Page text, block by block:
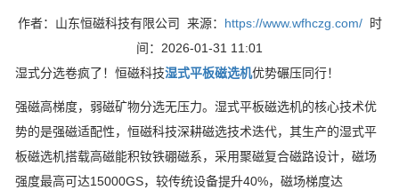
作者：山东恒磁科技有限公司 来源： https://www.wfhczg.com/时
间：2026-01-31 11:01
湿式分选卷疯了！恒磁科技湿式平板磁选机优势碾压同行！
强磁高梯度，弱磁矿物分选无压力。湿式平板磁选机的核心技术优
势的是强磁适配性，恒磁科技深耕磁选技术迭代，其生产的湿式平
板磁选机搭载高磁能积钕铁硼磁系，采用聚磁复合磁路设计，磁场
强度最高可达15000GS，较传统设备提升40%，磁场梯度达